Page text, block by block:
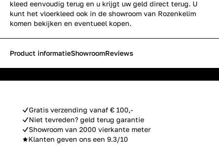
kleed eenvoudig terug en u krijgt uw geld direct terug. U
kunt het vloerkleed ook in de showroom van Rozenkelim
komen bekijken en eventueel kopen.
Gratis verzending vanaf € 100,-
Niet tevreden? geld terug garantie
Showroom van 2000 vierkante meter
Klanten geven ons een 9.3/10
Product informatieShowroomReviews